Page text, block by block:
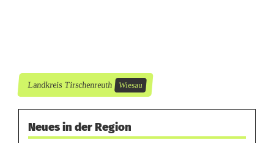
b
f
Landkreis Tirschenreuth Wiesau
Neues in der Region